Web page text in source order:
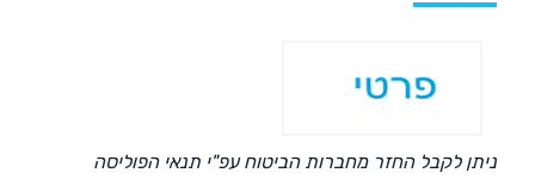
ניתן לקבל החזר מחברות הביטוח עפ"י תנאי הפוליסה